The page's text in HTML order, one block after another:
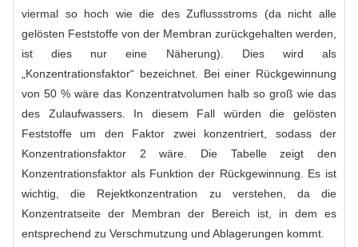
viermal so hoch wie die des Zuflussstroms (da nicht alle
gelösten Feststoffe von der Membran zurückgehalten werden,
ist dies nur eine Näherung). Dies wird als
„Konzentrationsfaktor“ bezeichnet. Bei einer Rückgewinnung
von 50 % wäre das Konzentratvolumen halb so groß wie das
des Zulaufwassers. In diesem Fall würden die gelösten
Feststoffe um den Faktor zwei konzentriert, sodass der
Konzentrationsfaktor 2 wäre. Die Tabelle zeigt den
Konzentrationsfaktor als Funktion der Rückgewinnung. Es ist
wichtig, die Rejektkonzentration zu verstehen, da die
Konzentratseite der Membran der Bereich ist, in dem es
entsprechend zu Verschmutzung und Ablagerungen kommt.